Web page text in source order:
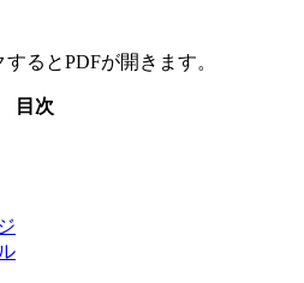
るとPDFが開きます。
目次